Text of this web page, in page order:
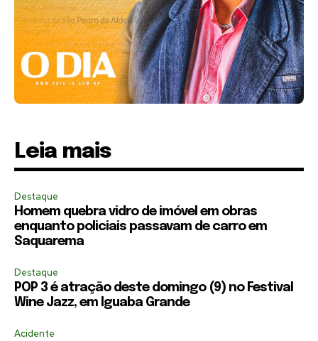
Leia mais
Destaque
Homem quebra vidro de imóvel em obras
enquanto policiais passavam de carro em
Saquarema
Destaque
POP 3 é atração deste domingo (9) no Festival
Wine Jazz, em Iguaba Grande
Acidente